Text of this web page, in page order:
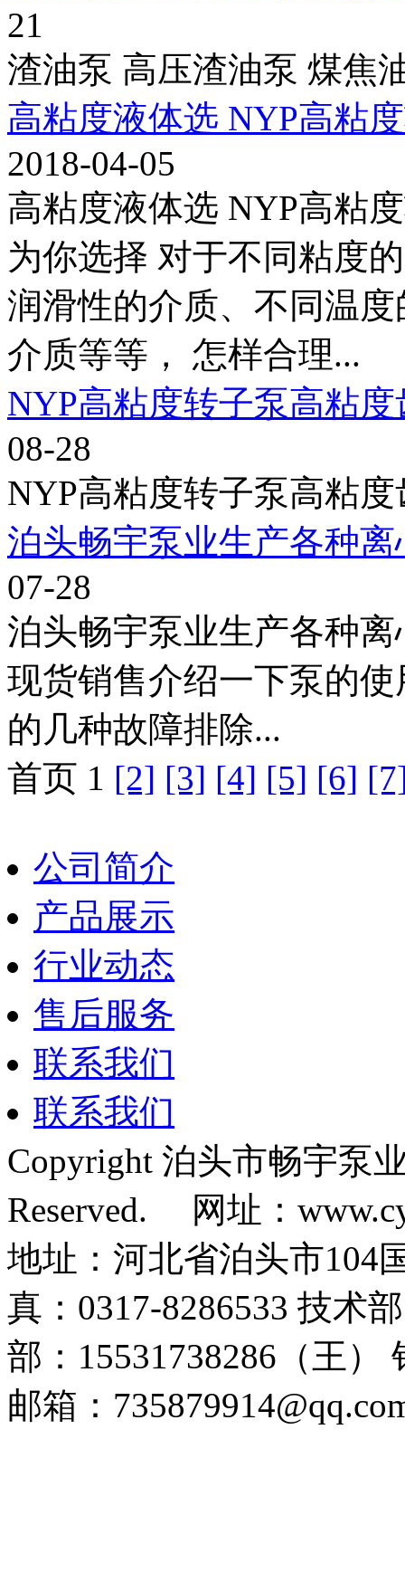
21
渣油泵 高压渣油泵 煤焦
高粘度液体选 NYP高粘
2018-04-05
高粘度液体选 NYP高粘
为你选择 对于不同粘度
润滑性的介质、不同温
介质等等， 怎样合理...
NYP高粘度转子泵高粘
08-28
NYP高粘度转子泵高粘
泊头畅宇泵业生产各种
07-28
泊头畅宇泵业生产各种
现货销售介绍一下泵的
的几种故障排除...
首页 1 [2] [3] [4] [5] [6]
公司简介
产品展示
行业动态
售后服务
联系我们
联系我们
Copyright 泊头市畅宇泵
Reserved. 网址：
地址：河北省泊头市104
真：0317-8286533 技术
部：15531738286（王）
邮箱：